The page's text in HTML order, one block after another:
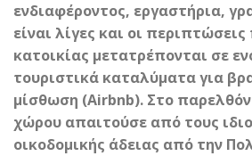
ενδιαφέροντος, εργαστήρια,
είναι λίγες και οι
κατοικίας μετατρέπονται σε
τουριστικά καταλύματα για
μίσθωση (Airbnb). Στο
χώρου απαιτούσε από τους
οικοδομικής άδειας από την